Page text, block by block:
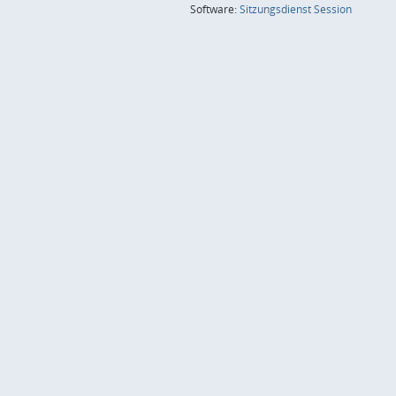
Software:SitzungsdienstSession(Wird in